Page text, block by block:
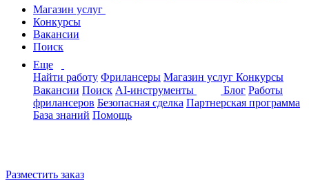
Магазин услуг
Конкурсы
Вакансии
Поиск
Еще
Найти работу Фрилансеры Магазин услуг Конкурсы
Вакансии Поиск AI-инструменты Блог Работы
фрилансеров Безопасная сделка Партнерская программа
База знаний Помощь
Разместить заказ